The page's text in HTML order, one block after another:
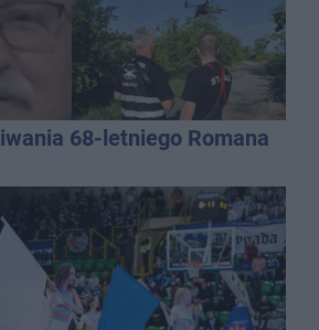
68-letniego Romana